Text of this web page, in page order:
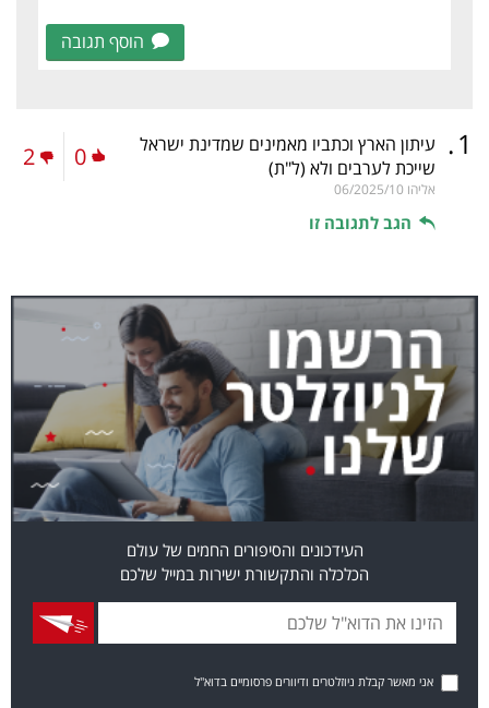
הוסף תגובה
1
. עיתון הארץ וכתביו מאמינים שמדינת ישראל
שייכת לערבים ולא (ל"ת)
אליהו 06/2025/10
הגב לתגובה זו
0
2
העידכונים והסיפורים החמים של עולם
הכלכלה והתקשורת ישירות במייל שלכם
אני מאשר קבלת ניוזלטרים ודיוורים פרסומיים בדוא"ל